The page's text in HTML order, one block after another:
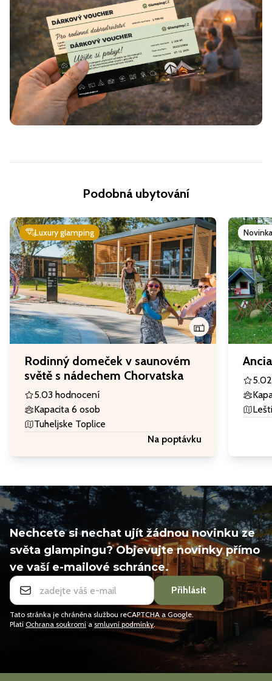
Podobná ubytování
Luxury glamping
Rodinný domeček v saunovém
světě s nádechem Chorvatska
5.03 hodnocení
Kapacita 6 osob
Tuheljske Toplice
Na poptávku
Novinka
5.0
Nechcete si nechat ujít žádnou novinku ze
světa glampingu? Objevujte novinky přímo
ve vaší e-mailové schránce.
Přihlásit
Tato stránka je chráněna službou reCAPTCHA a Google.
Platí Ochrana soukromí a smluvní podmínky.